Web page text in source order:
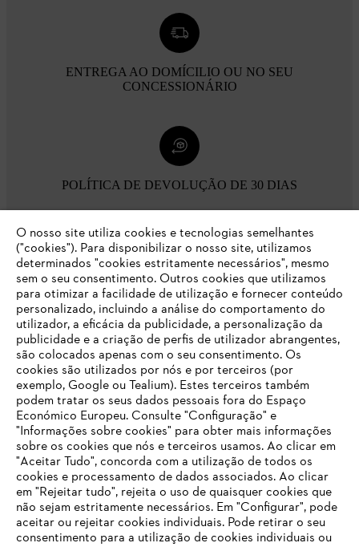
ENTREGA AO DOMÍCILIO OU NO SEU
CONCESSIONÁRIO
POLÍTICA DE DEVOLUÇÃO DE 30 DIAS
Opções de pagamento
Empresa
FAQs Loja Online
Contacto
O SEU NAVEGADOR NÃO SUPORTA
ESTE WEBSITE
Está utilizar um navegador que ainda não suportamos. Para
obter o melhor uso de nosso site, recomendamos que altere
O nosso site utiliza cookies e tecnologias semelhantes
("cookies"). Para disponibilizar o nosso site, utilizamos
determinados "cookies estritamente necessários", mesmo
sem o seu consentimento. Outros cookies que utilizamos
para otimizar a facilidade de utilização e fornecer conteúdo
personalizado, incluindo a análise do comportamento do
utilizador, a eficácia da publicidade, a personalização da
publicidade e a criação de perfis de utilizador abrangentes,
são colocados apenas com o seu consentimento. Os
cookies são utilizados por nós e por terceiros (por
exemplo, Google ou Tealium). Estes terceiros também
podem tratar os seus dados pessoais fora do Espaço
Económico Europeu. Consulte "Configuração" e
"Informações sobre cookies" para obter mais informações
sobre os cookies que nós e terceiros usamos. Ao clicar em
"Aceitar Tudo", concorda com a utilização de todos os
cookies e processamento de dados associados. Ao clicar
em "Rejeitar tudo", rejeita o uso de quaisquer cookies que
não sejam estritamente necessários. Em "Configurar", pode
aceitar ou rejeitar cookies individuais. Pode retirar o seu
consentimento para a utilização de cookies individuais ou